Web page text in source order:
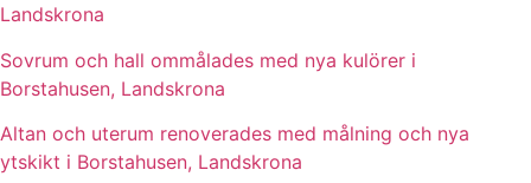
Landskrona
Sovrum och hall ommålades med nya kulörer i
Borstahusen, Landskrona
Altan och uterum renoverades med målning och nya
ytskikt i Borstahusen, Landskrona